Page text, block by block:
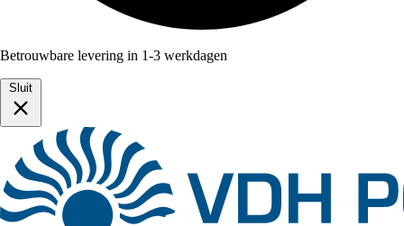
Betrouwbare levering in 1-3 werkdagen
Sluit